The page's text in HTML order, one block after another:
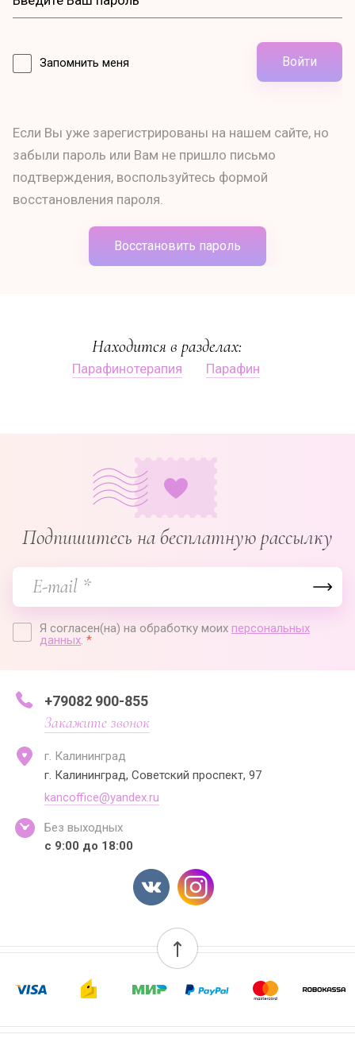
Запомнить меня Войти
Если Вы уже зарегистрированы на нашем сайте, но
забыли пароль или Вам не пришло письмо
подтверждения, воспользуйтесь формой
восстановления пароля.
Восстановить пароль
Находится в разделах:
Парафинотерапия Парафин
Подпишитесь на бесплатную рассылку
Я согласен(на) на обработку моих персональных
данных. *
+79082 900-855
Закажите звонок
г. Калининград
г. Калининград, Советский проспект, 97
kancoffice@yandex.ru
Без выходных
с 9:00 до 18:00